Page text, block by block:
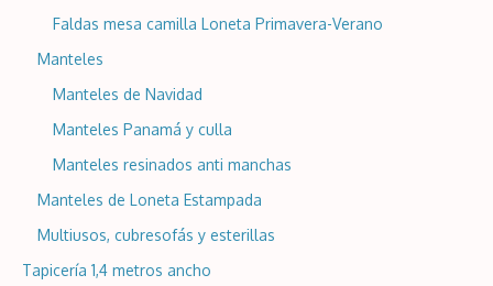
Faldas mesa camilla Loneta Primavera-Verano
Manteles
Manteles de Navidad
Manteles Panamá y culla
Manteles resinados anti manchas
Manteles de Loneta Estampada
Multiusos, cubresofás y esterillas
Tapicería 1,4 metros ancho